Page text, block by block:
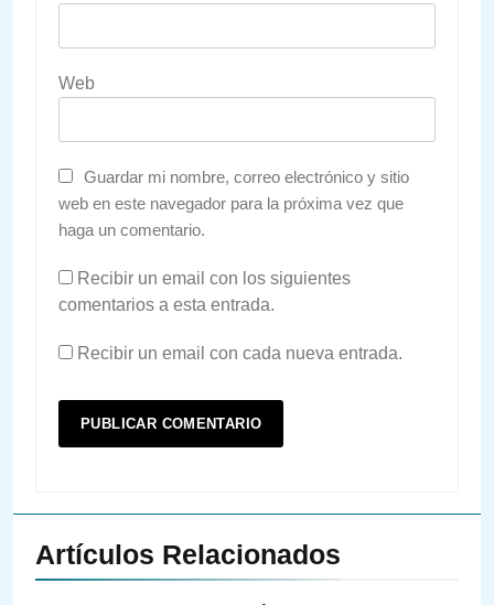
Web
Guardar mi nombre, correo electrónico y sitio
web en este navegador para la próxima vez que
haga un comentario.
Recibir un email con los siguientes
comentarios a esta entrada.
Recibir un email con cada nueva entrada.
Artículos Relacionados